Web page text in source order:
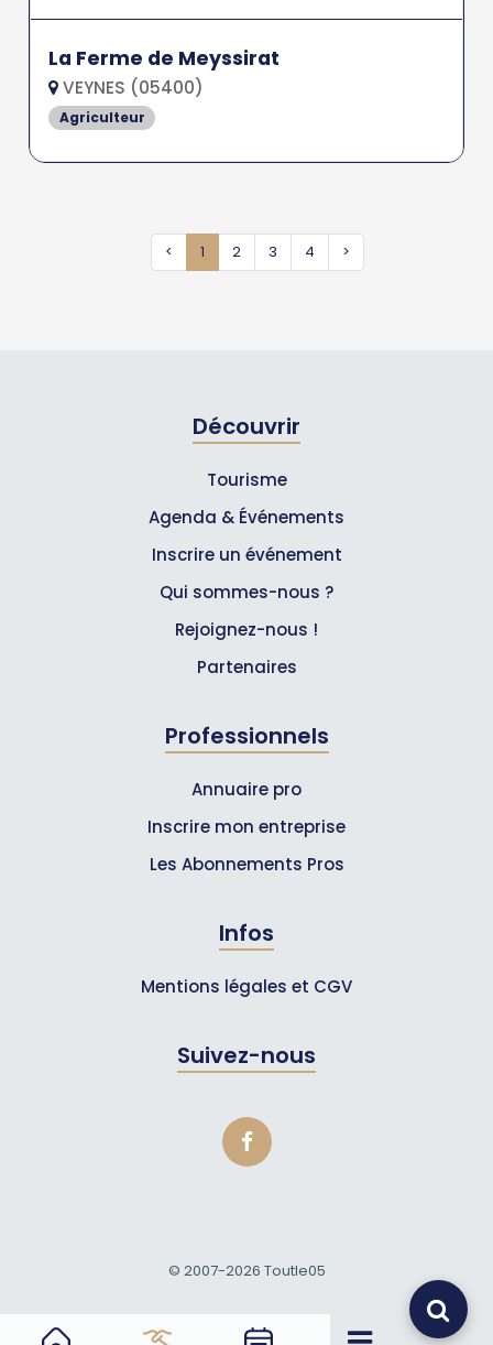
La Ferme de Meyssirat
VEYNES (05400)
Agriculteur
< 1 2 3 4 >
Découvrir
Tourisme
Agenda & Événements
Inscrire un événement
Qui sommes-nous ?
Rejoignez-nous !
Partenaires
Professionnels
Annuaire pro
Inscrire mon entreprise
Les Abonnements Pros
Infos
Mentions légales et CGV
Suivez-nous
© 2007-2026 Toutle05